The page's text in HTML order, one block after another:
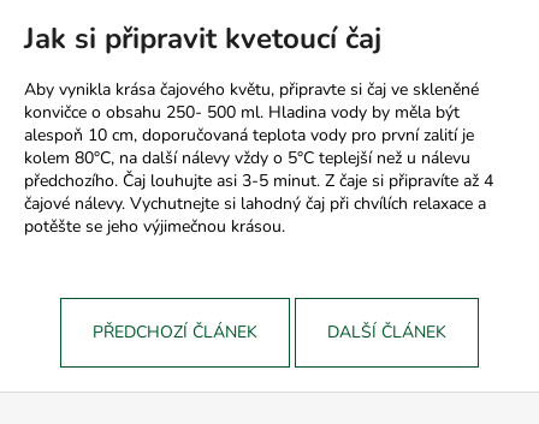
Jak si připravit kvetoucí čaj
Aby vynikla krása čajového květu, připravte si čaj ve skleněné
konvičce o obsahu 250- 500 ml. Hladina vody by měla být
alespoň 10 cm, doporučovaná teplota vody pro první zalití je
kolem 80°C, na další nálevy vždy o 5°C teplejší než u nálevu
předchozího. Čaj louhujte asi 3-5 minut. Z čaje si připravíte až 4
čajové nálevy. Vychutnejte si lahodný čaj při chvílích relaxace a
potěšte se jeho výjimečnou krásou.
PŘEDCHOZÍ ČLÁNEK DALŠÍ ČLÁNEK